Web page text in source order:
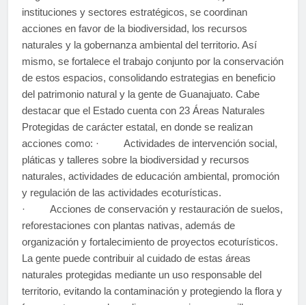
instituciones y sectores estratégicos, se coordinan
acciones en favor de la biodiversidad, los recursos
naturales y la gobernanza ambiental del territorio. Así
mismo, se fortalece el trabajo conjunto por la conservación
de estos espacios, consolidando estrategias en beneficio
del patrimonio natural y la gente de Guanajuato. Cabe
destacar que el Estado cuenta con 23 Áreas Naturales
Protegidas de carácter estatal, en donde se realizan
acciones como: · Actividades de intervención social,
pláticas y talleres sobre la biodiversidad y recursos
naturales, actividades de educación ambiental, promoción
y regulación de las actividades ecoturísticas.
· Acciones de conservación y restauración de suelos,
reforestaciones con plantas nativas, además de
organización y fortalecimiento de proyectos ecoturísticos.
La gente puede contribuir al cuidado de estas áreas
naturales protegidas mediante un uso responsable del
territorio, evitando la contaminación y protegiendo la flora y